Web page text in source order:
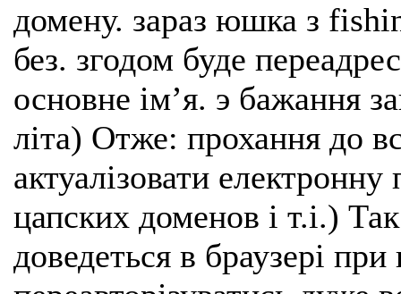
домену. зараз юшка з
без. згодом буде
основне імʼя. э бажання
літа) Отже: прохання до
актуалізовати
цапских доменов і т.і.)
доведеться в браузері